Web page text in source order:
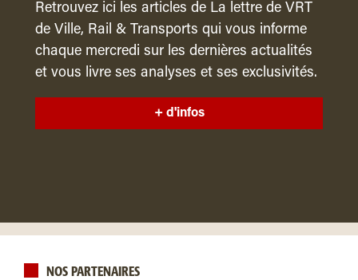
Retrouvez ici les articles de La lettre de VRT
de Ville, Rail & Transports qui vous informe
chaque mercredi sur les dernières actualités
et vous livre ses analyses et ses exclusivités.
+ d'infos
NOS PARTENAIRES